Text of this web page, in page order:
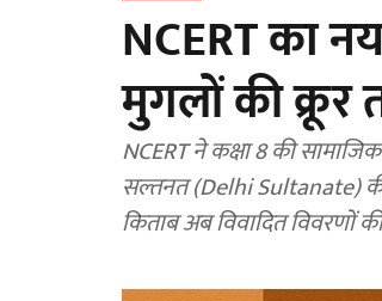
NCERT का
मुगलों की क्रूर
NCERT ने कक्षा 8 की सामाजिक
सल्तनत (Delhi Sultanate) की
किताब अब विवादित विवरणों